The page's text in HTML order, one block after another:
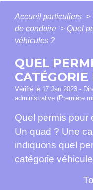
Accueil particuliers >
de conduire > Quel
véhicules ?
QUEL
CATÉGORIE
Vérifié le 17 Jan 2023 -
administrative (Première
Quel permis pour
Un quad ? Une
indiquons quel
catégorie